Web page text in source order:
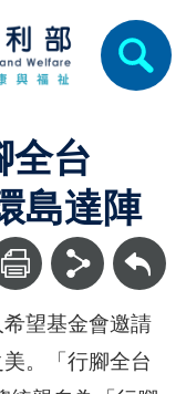
全台
島達陣
回上一頁
望基金會邀請
。「行腳全台